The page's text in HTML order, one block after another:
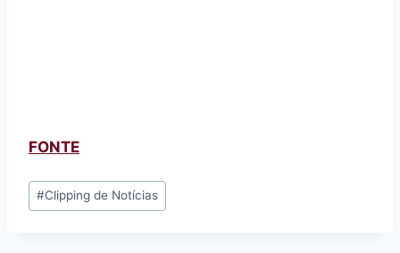
FONTE
Tags
do
#Clipping de Notícias